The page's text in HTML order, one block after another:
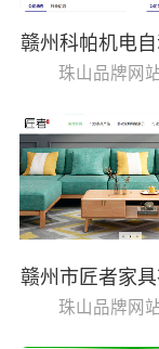
赣州科帕机电
公司
珠山品牌网
赣州市匠者家
珠山品牌网